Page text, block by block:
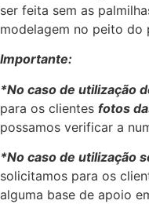
ser feita sem as
modelagem no peito do
Importante:
*No caso de utilização
para os clientes fotos
possamos verificar a
*No caso de utilização
solicitamos para os
alguma base de apoio